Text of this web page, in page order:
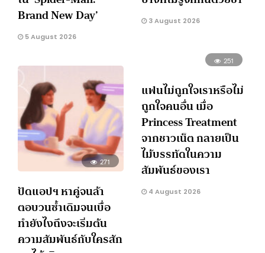
Brand New Day’
5 August 2026
3 August 2026
271
ปัดแอปฯ หาคู่จนล้า
ตอบวนซ้ำเดิมจนเบื่อ
ทำยังไงถึงจะเริ่มต้น
ความสัมพันธ์กับใครสัก
251
แฟนไม่ถูกใจเราหรือไม่
ถูกใจคนอื่น เมื่อ
Princess Treatment
จากชาวเน็ต กลายเป็น
ไม้บรรทัดในความ
สัมพันธ์ของเรา
4 August 2026